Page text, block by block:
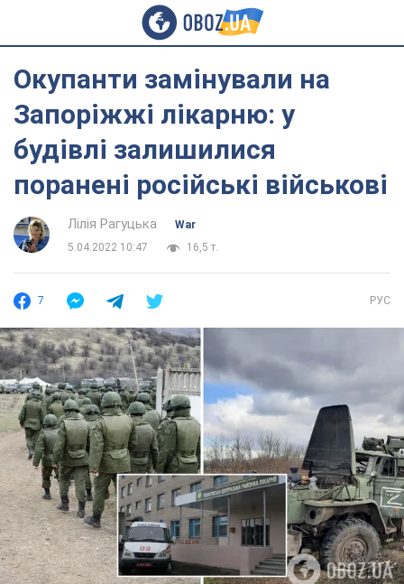
Окупанти замінували на
Запоріжжі лікарню: у
будівлі залишилися
поранені російські військові
Лілія Рагуцька
War
5.04.2022 10:47
16,5 т.
7 РУС